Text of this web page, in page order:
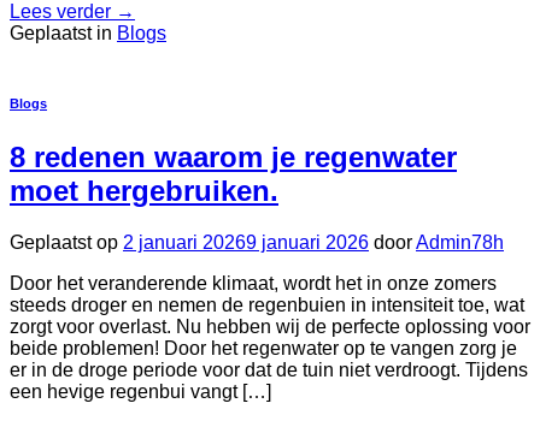
Lees verder →
Geplaatst in Blogs
Blogs
8 redenen waarom je regenwater
moet hergebruiken.
Geplaatst op 2 januari 20269 januari 2026 doorAdmin78h
Door het veranderende klimaat, wordt het in onze zomers
steeds droger en nemen de regenbuien in intensiteit toe, wat
zorgt voor overlast. Nu hebben wij de perfecte oplossing voor
beide problemen! Door het regenwater op te vangen zorg je
er in de droge periode voor dat de tuin niet verdroogt. Tijdens
een hevige regenbui vangt […]